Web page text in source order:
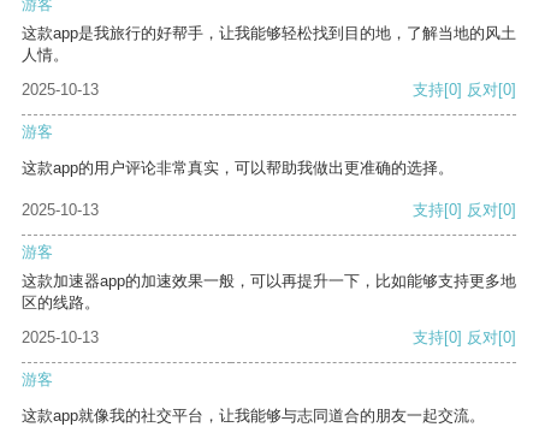
游客
这款app是我旅行的好帮手，让我能够轻松找到目的地，了解当地的风土
人情。
2025-10-13
支持[0] 反对[0]
游客
这款app的用户评论非常真实，可以帮助我做出更准确的选择。
2025-10-13 支持[0] 反对[0]
游客
这款加速器app的加速效果一般，可以再提升一下，比如能够支持更多地
区的线路。
2025-10-13
支持[0] 反对[0]
游客
这款app就像我的社交平台，让我能够与志同道合的朋友一起交流。